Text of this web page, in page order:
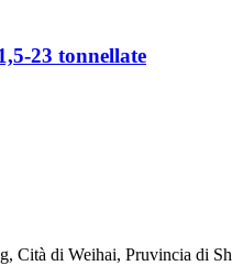
23 tonnellate
Cità di Weihai, Pruvincia di